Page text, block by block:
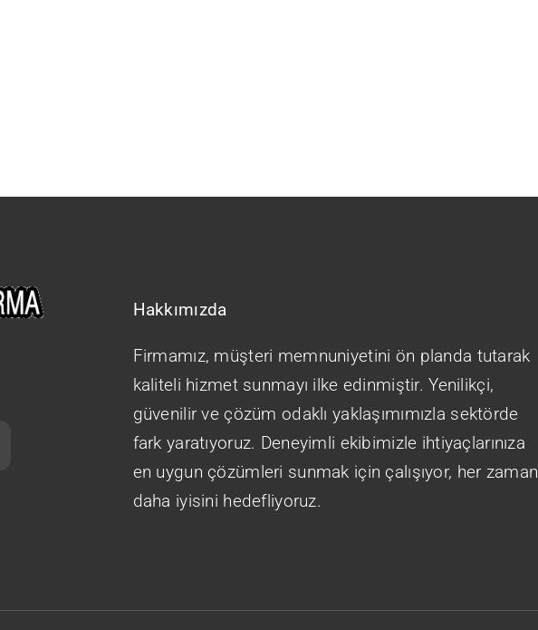
Hakkımızda
Firmamız, müşteri memnuniyetini ön planda tutarak
kaliteli hizmet sunmayı ilke edinmiştir. Yenilikçi,
güvenilir ve çözüm odaklı yaklaşımımızla sektörde
fark yaratıyoruz. Deneyimli ekibimizle ihtiyaçlarınıza
en uygun çözümleri sunmak için çalışıyor, her zaman
daha iyisini hedefliyoruz.